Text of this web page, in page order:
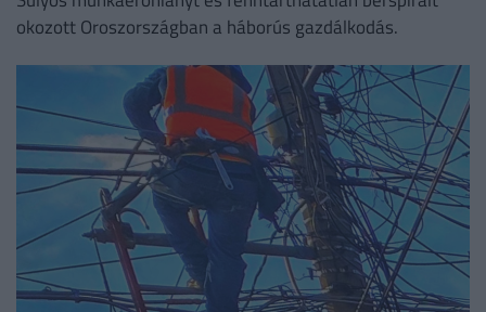
okozott Oroszországban a háborús gazdálkodás.